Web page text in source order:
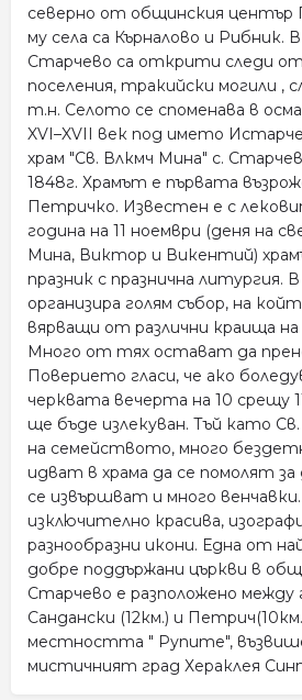
северно от общинския център
му села са Кърналово и Рибник.
Старчево са открити следи
поселения, тракийски могили ,
т.н. Селото се споменава в
XVI–XVII век под името
храм "Св. Влкмч Мина" с.
1848г. Храмът е първата
Петричко. Известен е с
година на 11 ноември (деня на
Мина, Виктор и Викентий)
празник с празнична литургия.
организира голям събор, на
вярващи от различни краища на
Много от тях остават да
Поверието гласи, че ако
черквата вечерта на 10 срещу
ще бъде излекуван. Тъй като
на семейството, много
идват в храма да се помолят за
се извършват и много
изключително красива,
разнообразни икони. Една от
добре поддържани църкви в
Старчево е разположено между
Сандански (12км.) и
местността " Рупите",
мистичният град Хераклея